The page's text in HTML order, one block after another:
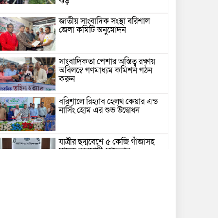
জাতীয় সাংবাদিক সংস্থা বরিশাল
জেলা কমিটি অনুমোদন
সাংবাদিকতা পেশার অস্তিত্ব রক্ষায়
অবিলম্বে গণমাধ্যম কমিশন গঠন
করুন
বরিশালে রিহ্যাব হেলথ কেয়ার এন্ড
নার্সিং হোম এর শুভ উদ্বোধন
যাত্রীর ছদ্মবেশে ৫ কেজি গাঁজাসহ
মাদক ব্যবসায়ী গ্রেফতার